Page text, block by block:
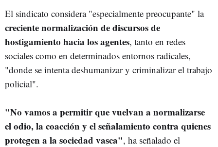
El sindicato considera "especialmente preocupante" la
creciente normalización de discursos de
hostigamiento hacia los agentes, tanto en redes
sociales como en determinados entornos radicales,
"donde se intenta deshumanizar y criminalizar el trabajo
policial".
"No vamos a permitir que vuelvan a normalizarse
el odio, la coacción y el señalamiento contra quienes
protegen a la sociedad vasca", ha señalado el